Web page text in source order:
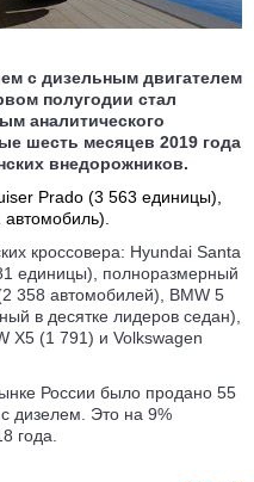
с дизельным двигателем
полугодии стал
аналитического
шесть месяцев 2019 года
внедорожников.
Prado (3 563 единицы),
кроссовера: Hyundai Santa
единицы), полноразмерный
358 автомобилей), BMW 5
в десятке лидеров седан),
Х5 (1 791) и Volkswagen
России было продано 55
дизелем. Это на 9%
года.